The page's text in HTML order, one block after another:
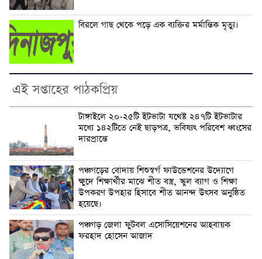
বিরলে গাছ থেকে পড়ে এক ব্যক্তির মর্মান্তিক মৃত্যু।
এই সপ্তাহের পাঠকপ্রিয়
টাঙ্গাইলে ২০-২৫টি ইটভাটা যথেষ্ট ২৪৭টি ইটভাটার
মধ্যে ১৪২টিতে নেই ছাড়পত্র, ভবিষ্যৎ পরিবেশ ধ্বংসের
দারপ্রান্তে
পঞ্চগড়ের বোদায় শিশুস্বর্গ ফাউন্ডেশনের উদ্যোগে
ক্ষুদে শিক্ষার্থীর মাঝে শীত বস্ত্র, স্কুল ব্যাগ ও শিক্ষা
উপকরণ উপহার হিসাবে শীত আনন্দ উৎসব অনুষ্ঠিত
হয়েছে।
পঞ্চগড় জেলা ফুটবল এসোসিয়েশনের আহবায়ক
ফরহাদ হোসেন আজাদ